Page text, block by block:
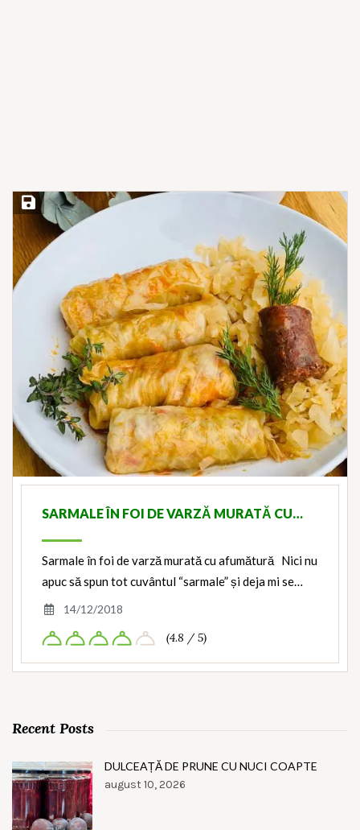
Save Recipe
SARMALE ÎN FOI DE VARZĂ MURATĂ CU…
Sarmale în foi de varză murată cu afumătură Nici nu
apuc să spun tot cuvântul “sarmale” și deja mi se…
14/12/2018
(4.8 / 5)
Recent Posts
DULCEAȚĂ DE PRUNE CU NUCI COAPTE
august 10, 2026